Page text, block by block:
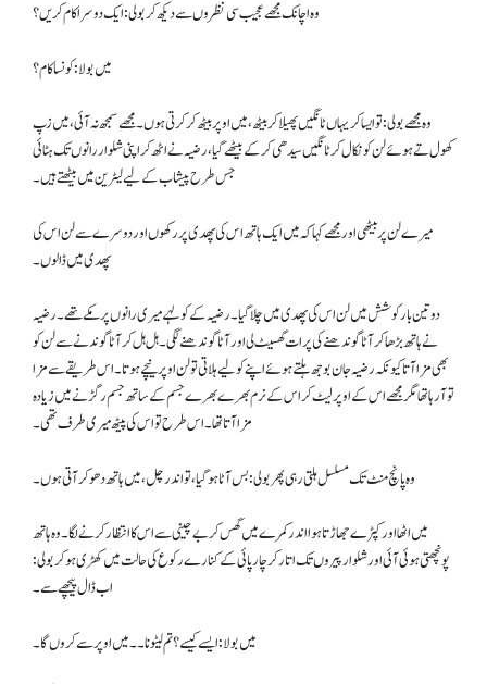
وہ اچانک مجھے عجیب سی نظروں سے دیکھ کر بولی: ایک دوسرا کام کریں؟
میں بولا : کونسا کام؟
وہ مجھے بولی: تو ایسا کر یہاں ٹانگیں پھیلا کر بیٹھ ، میں اوپر بیٹھ کر کرتی ہوں۔ مجھے سمجھ نہ آئی، میں زپ
کھول تے ہوئے لن کو نکال کر ٹانگیں سیدھی کر کے بیٹھے گیا، رضیہ نے اٹھ کر اپنی شلوار رانوں تک ہٹائی
جس طرح پیشاب کے لیے لیٹرین میں بیٹھتے ہیں ۔
میرے لن پر بیٹھی اور مجھے کہا کہ میں ایک ہاتھ اس کی پھدی پر رکھوں اور دوسرے سے لن اس کی
پھدی میں ڈالوں۔
دو تین بار کوشش میں لن اس کی پھدی میں چلا گیا۔ رضیہ کے کولہے میری رانوں پر مکے تھے۔ رضیہ
نے ہاتھ بڑھا کر آٹا گوندھنے کی پرات گھسیٹ لی اور آٹا گوندھنے لگی۔ ہل ہل کر آٹا گوندنے سے لن کو
بھی مزا آتا کیونکہ رضیہ جان بوجھ ہلتے ہوئے اپنے کو لیے ہلاتی تولن اوپر نیچے ہوتا۔ اس طریقے سے مزا
تو آ رہا تھا مگر مجھے اس کے اوپر لیٹ کر اس کے نرم بھرے بھرے جسم کے ساتھ جسم رگڑنے میں زیادہ
مزا آتا تھا۔ اس طرح تو اس کی پیٹھ میری طرف تھی۔
وہ پانچ منٹ تک مسلسل ہلتی رہی پھر بولی : بس آٹا ہو گیا، تو اندر چل، میں ہاتھ دھو کر آتی ہوں۔
پونچھتی ہوئی آئی اور شلوار پیروں تک اتار کر چار پائی کے کنارے رکوع کی حالت میں کھڑی ہو کر بولی:
اب ڈال پیچھے سے۔
میں بولا: ایسے کیسے ؟ تم لیٹو نا ۔۔ میں اوپر سے کروں گا۔